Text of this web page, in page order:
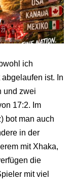
ich
ist. In
und zwei
17:2. Im
bot man auch
in der
mit Xhaka,
die
mit viel